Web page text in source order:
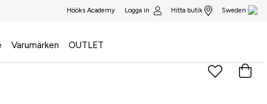
Hööks Academy Logga in Hitta butik Sweden
Varumärken OUTLET